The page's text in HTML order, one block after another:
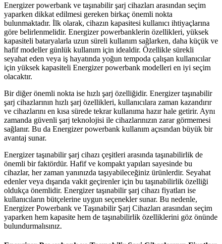
Energizer powerbank ve taşınabilir şarj cihazları arasından seçim
yaparken dikkat edilmesi gereken birkaç önemli nokta
bulunmaktadır. İlk olarak, cihazın kapasitesi kullanıcı ihtiyaçlarına
göre belirlenmelidir. Energizer powerbanklerin özellikleri, yüksek
kapasiteli bataryalarla uzun süreli kullanım sağlarken, daha küçük ve
hafif modeller günlük kullanım için idealdir. Özellikle sürekli
seyahat eden veya iş hayatında yoğun tempoda çalışan kullanıcılar
için yüksek kapasiteli Energizer powerbank modelleri en iyi seçim
olacaktır.
Bir diğer önemli nokta ise hızlı şarj özelliğidir. Energizer taşınabilir
şarj cihazlarının hızlı şarj özellikleri, kullanıcılara zaman kazandırır
ve cihazlarını en kısa sürede tekrar kullanıma hazır hale getirir. Aynı
zamanda güvenli şarj teknolojisi ile cihazlarınızın zarar görmemesi
sağlanır. Bu da Energizer powerbank kullanım açısından büyük bir
avantaj sunar.
Energizer taşınabilir şarj cihazı çeşitleri arasında taşınabilirlik de
önemli bir faktördür. Hafif ve kompakt yapıları sayesinde bu
cihazlar, her zaman yanınızda taşıyabileceğiniz ürünlerdir. Seyahat
edenler veya dışarıda vakit geçirenler için bu taşınabilirlik özelliği
oldukça önemlidir. Energizer taşınabilir şarj cihazı fiyatları ise
kullanıcıların bütçelerine uygun seçenekler sunar. Bu nedenle,
Energizer Powerbank ve Taşınabilir Şarj Cihazları arasından seçim
yaparken hem kapasite hem de taşınabilirlik özelliklerini göz önünde
bulundurmalısınız.